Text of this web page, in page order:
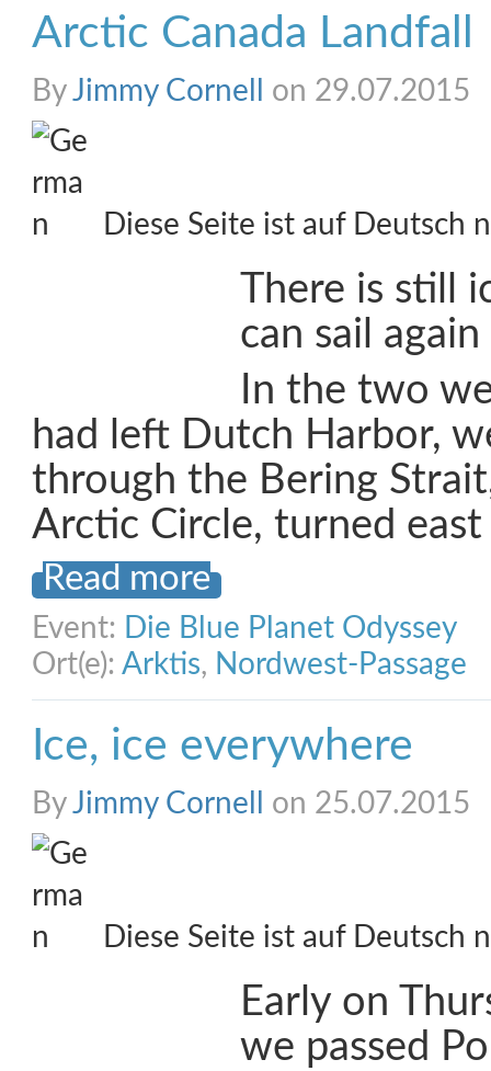
Arctic Canada Landfall
ByJimmy Cornell on 29.07.2015
Diese Seite ist auf Deutsch
There is still
can sail again
In the two
had left Dutch Harbor,
through the Bering
Arctic Circle, turned
Read more
Event: Die Blue Planet Odyssey
Ort(e): Arktis, Nordwest-Passage
Ice, ice everywhere
ByJimmy Cornell on 25.07.2015
Diese Seite ist auf Deutsch
Early on
we passed